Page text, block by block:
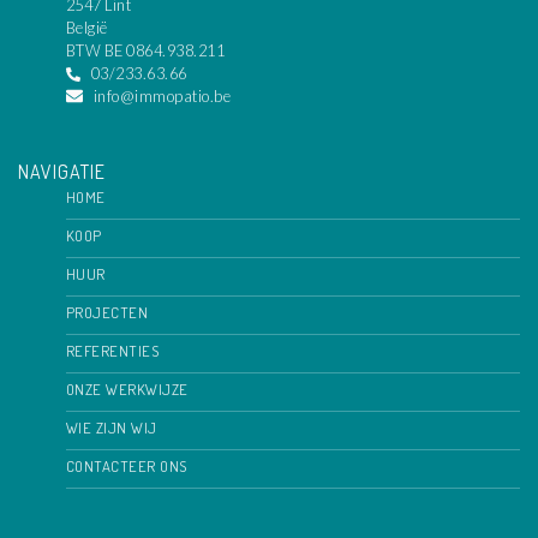
2547 Lint
België
BTW BE 0864.938.211
03/233.63.66
info@immopatio.be
NAVIGATIE
HOME
KOOP
HUUR
PROJECTEN
REFERENTIES
ONZE WERKWIJZE
WIE ZIJN WIJ
CONTACTEER ONS